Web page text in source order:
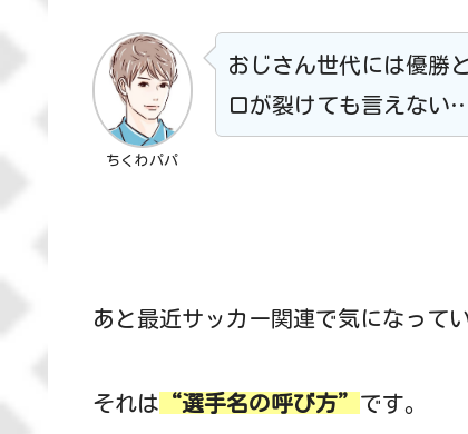
ちくわパパ
おじさん世代には優勝
口が裂けても言えない
あと最近サッカー関連で気になって
それは “選手名の呼び方” です。